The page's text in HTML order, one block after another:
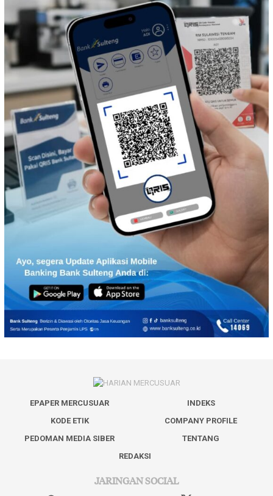
EPAPER MERCUSUAR
INDEKS
KODE ETIK
COMPANY PROFILE
PEDOMAN MEDIA SIBER
TENTANG
REDAKSI
JARINGAN SOCIAL